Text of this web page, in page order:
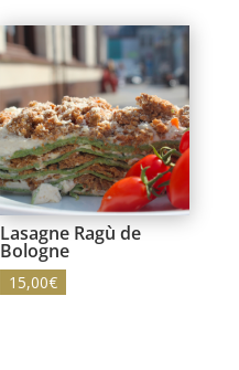
Lasagne Ragù de
Bologne
15,00€